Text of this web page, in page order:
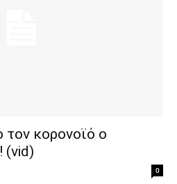
τον κορονοϊό ο
(vid)
0